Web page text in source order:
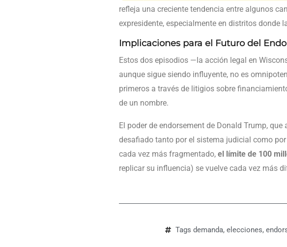
refleja una creciente tendencia entre algunos
expresidente, especialmente en distritos donde
Implicaciones para el Futuro del
Estos dos episodios —la acción legal en
aunque sigue siendo influyente, no es
primeros a través de litigios sobre
de un nombre.
El poder de endorsement de Donald Trump,
desafiado tanto por el sistema judicial como
cada vez más fragmentado, el límite de 100
replicar su influencia) se vuelve cada vez más
Tags demanda, elecciones,